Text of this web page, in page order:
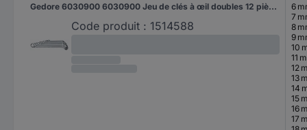
Gedore 6030900 6030900 Jeu de clés à œil doubles 12 pièces Ouverture de clé (métrique) 6 - 32 mm
Code produit : 1514588
6
7
8
9
10
11
12
13
14
15
16
17